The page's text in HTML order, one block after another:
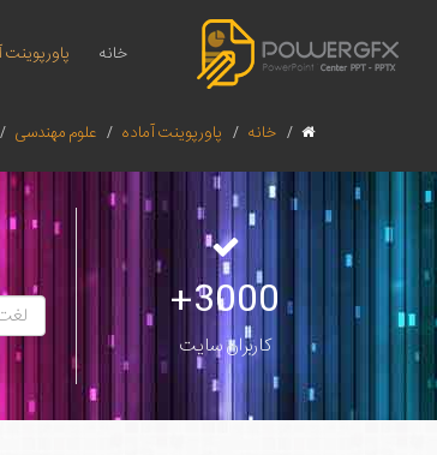
خانه پاورپوینت
خانه پاورپوینت آماده علوم مهندسی
3000+
کاربران سایت